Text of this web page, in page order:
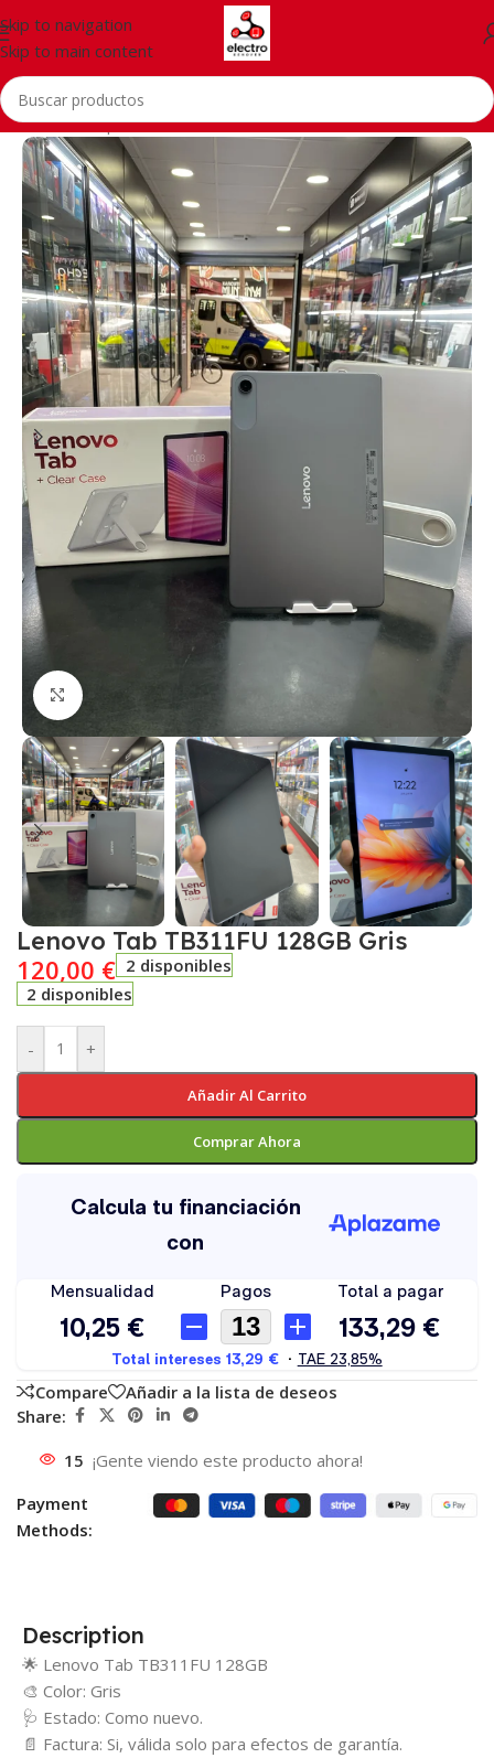
Skip to navigation
Skip to main content
Inicio/Smartphones/Accessories
Click to enlarge
Lenovo Tab TB311FU 128GB Gris
120,00 € 2 disponibles
2 disponibles
- +
Añadir Al Carrito
Comprar Ahora
Compare
Añadir a la lista de deseos
Share:
15 ¡Gente viendo este producto ahora!
Payment
Methods:
Description
🌟 Lenovo Tab TB311FU 128GB
🎨 Color: Gris
🩺 Estado: Como nuevo.
📄 Factura: Si, válida solo para efectos de garantía.